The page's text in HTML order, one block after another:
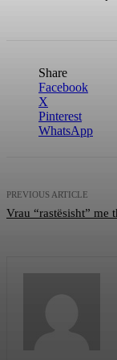
Share
Facebook
X
Pinterest
WhatsApp
PREVIOUS ARTICLE
Vrau “rastësisht”